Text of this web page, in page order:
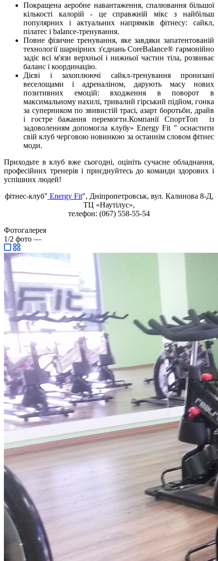
Покращена аеробне навантаження, спалювання більшої
кількості калорій - це справжній мікс з найбільш
популярних і актуальних напрямків фітнесу: сайкл,
пілатес і balance-тренування.
Повне фізичне тренування, яке завдяки запатентованій
технології шарнірних з'єднань CoreBalance® гармонійно
задіє всі м'язи верхньої і нижньої частин тіла, розвиває
баланс і координацію.
Дієві і захоплюючі сайкл-тренування пронизані
веселощами і адреналіном, дарують масу нових
позитивних емоцій: входження в поворот в
максимальному нахилі, тривалий гірський підйом, гонка
за суперником по звивистій трасі, азарт боротьби, драйв
і гостре бажання перемогти.Компанії СпортТоп із
задоволенням допомогла клубу» Energy Fit " оснастити
свій клуб черговою новинкою за останнім словом фітнес
моди.
Приходьте в клуб вже сьогодні, оцініть сучасне обладнання,
професійних тренерів і приєднуйтесь до команди здорових і
успішних людей!
фітнес-клуб" Energy Fit", Дніпропетровськ, вул. Калинова 8-Д,
ТЦ «Наутілус»,
телефон: (067) 558-55-54
Фотогалерея
1/2 фото —